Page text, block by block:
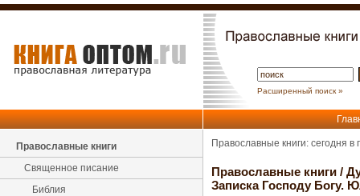
Расширенный поиск »
Православные книги
Священное писание
Библия
Православные книги: сегодня
Православные книги /
Записка Господу Богу.